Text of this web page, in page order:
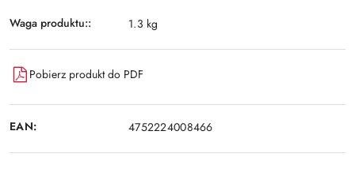
Waga produktu:: 1.3 kg
Pobierz produkt do PDF
EAN: 4752224008466